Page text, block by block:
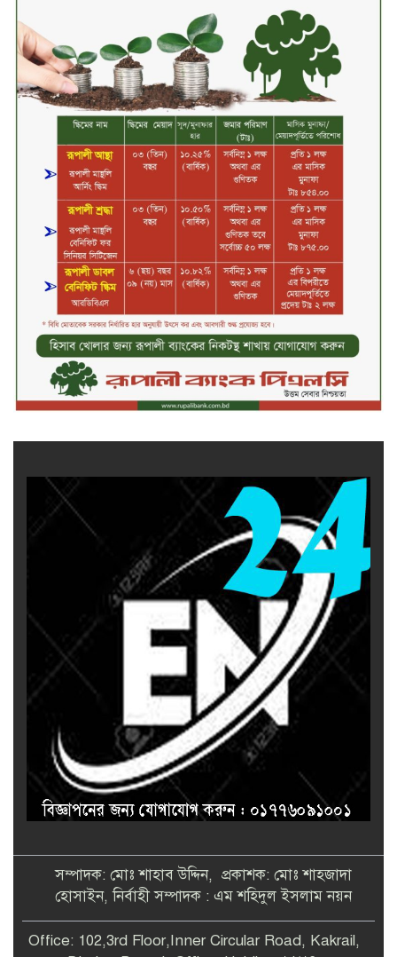
শিক্ষার্থীদের জন্য দারাজে এক্সক্লুসিভ
ডিসকাউন্ট নিয়ে আসছে রিয়েলমি
সি১০০এক্স
পরিবারের কাছে কিশোরের কান্নাজড়িত
কণ্ঠ শোনিয়ে ১২ লাখ টাকা মুক্তিপণ
দাবি, টাকা না পেয়ে শ্বাসরোধে হত্যা—
আলোচিত রাফিজ হত্যা মামলার অন্যতম
আসামি গাজীপুর থেকে গ্রেফতার
নড়াইলে বিএনপির ৬ নেতার
বহিষ্কারাদেশ প্রত্যাহার
সম্পাদক: মোঃ শাহাব উদ্দিন, প্রকাশক: মোঃ শাহজাদা
হোসাইন, নির্বাহী সম্পাদক : এম শহিদুল ইসলাম নয়ন
Office: 102,3rd Floor,Inner Circular Road, Kakrail,